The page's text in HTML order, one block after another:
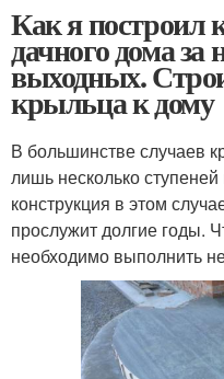
Как я построил
дачного дома за
выходных.
крыльца к дому
В большинстве случаев
лишь несколько
конструкция в этом
прослужит долгие годы.
необходимо выполнить